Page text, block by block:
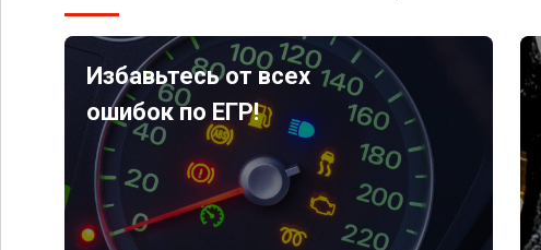
Избавьтесь от всех
ошибок по ЕГР!